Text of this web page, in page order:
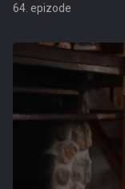
64. epizode